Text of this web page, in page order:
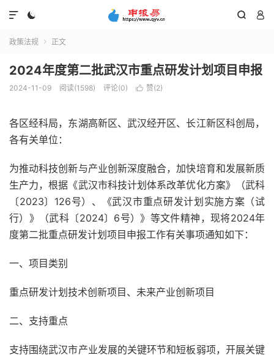
  

政策法规  正文
2024年度第二批武汉市重点研发计划项目申报
2024-11-09 阅读(1598) 评论(0)  赞(2)
各区经科局，东湖高新区、武汉经开区、长江新区科创局，
各有关单位：
为推动科技创新与产业创新深度融合，加快培育和发展新质
生产力，根据《武汉市科技计划体系改革优化方案》（武科
〔2023〕126号）、《武汉市重点研发计划实施方案（试
行）》（武科〔2024〕6号）》等文件精神，现将2024年
度第二批重点研发计划项目申报工作有关事项通知如下：
一、项目类别
重点研发计划技术创新项目、未来产业创新项目
二、支持重点
支持围绕武汉市产业发展的关键环节和短板弱项，开展关键